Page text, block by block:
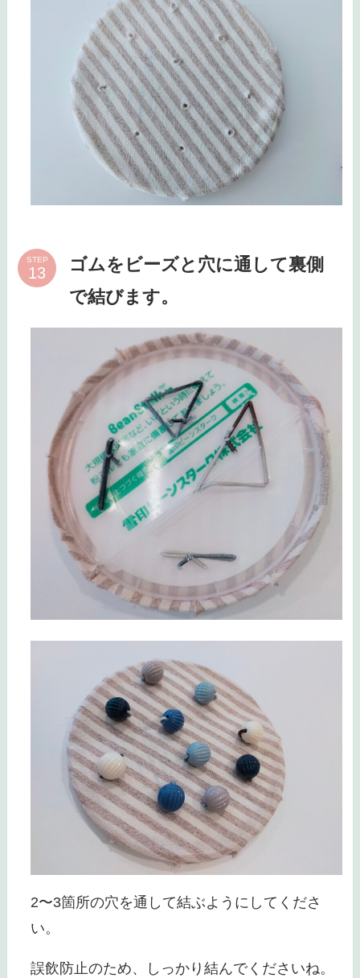
STEP
ゴムをビーズと穴に通して裏側
で結びます。
2〜3箇所の穴を通して結ぶようにしてくださ
い。
誤飲防止のため、しっかり結んでくださいね。